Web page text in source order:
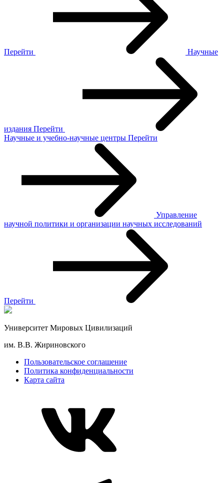
Перейти Научные
издания Перейти
Научные и учебно-научные центры Перейти
Управление
научной политики и организации научных исследований
Перейти
Университет Мировых Цивилизаций
им. В.В. Жириновского
Пользовательское соглашение
Политика конфиденциальности
Карта сайта